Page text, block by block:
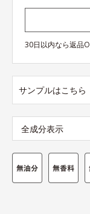
30日以内なら返品
サンプルはこちら
全成分表示